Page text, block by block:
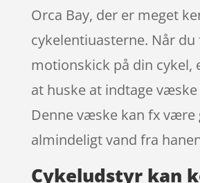
Orca Bay, der er meget
cykelentiuasterne. Når
motionskick på din cykel,
at huske at indtage væske
Denne væske kan fx være
almindeligt vand fra
Cykeludstyr kan